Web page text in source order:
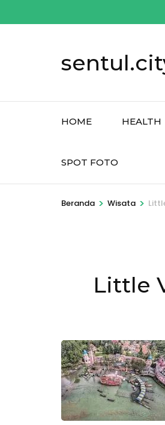
ke
HOME HEALTH
SPOT FOTO
Beranda > Wisata >
Little